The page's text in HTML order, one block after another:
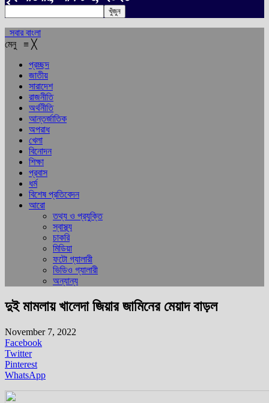
সবার বাংলা
মেনু ≡ ╳
প্রচ্ছদ
জাতীয়
সারাদেশ
রাজনীতি
অর্থনীতি
আন্তর্জাতিক
অপরাধ
খেলা
বিনোদন
শিক্ষা
প্রবাস
ধর্ম
বিশেষ প্রতিবেদন
আরো
তথ্য ও প্রযুক্তি
স্বাস্থ্য
চাকরি
মিডিয়া
ফটো গ্যালারী
ভিডিও গ্যালারী
অন্যান্য
দুই মামলায় খালেদা জিয়ার জামিনের মেয়াদ বাড়ল
November 7, 2022
Facebook
Twitter
Pinterest
WhatsApp